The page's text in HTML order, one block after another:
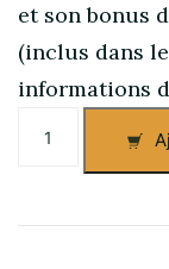
et son bonus
(inclus dans
informations
de